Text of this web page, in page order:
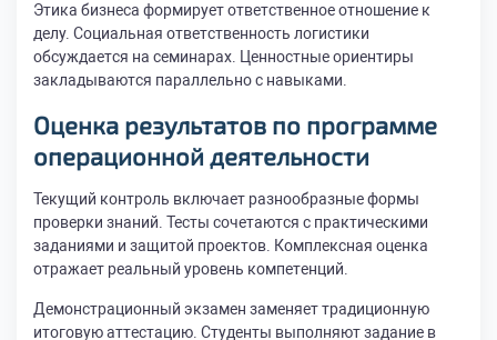
Этика бизнеса формирует ответственное отношение к
делу. Социальная ответственность логистики
обсуждается на семинарах. Ценностные ориентиры
закладываются параллельно с навыками.
Оценка результатов по программе
операционной деятельности
Текущий контроль включает разнообразные формы
проверки знаний. Тесты сочетаются с практическими
заданиями и защитой проектов. Комплексная оценка
отражает реальный уровень компетенций.
Демонстрационный экзамен заменяет традиционную
итоговую аттестацию. Студенты выполняют задание в